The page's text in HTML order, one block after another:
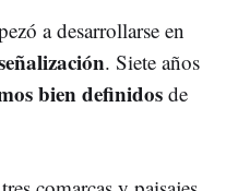
a desarrollarse en
. Siete años
bien definidos de